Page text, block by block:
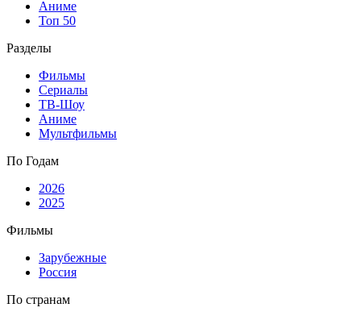
Аниме
Топ 50
Разделы
Фильмы
Сериалы
ТВ-Шоу
Аниме
Мультфильмы
По Годам
2026
2025
Фильмы
Зарубежные
Россия
По странам